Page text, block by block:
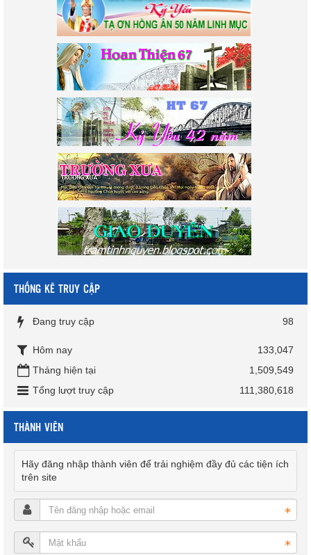
THỐNG KÊ TRUY CẬP
Đang truy cập 98
Hôm nay
133,047
Tháng hiện tại
1,509,549
Tổng lượt truy cập
111,380,618
THÀNH VIÊN
Hãy đăng nhập thành viên để trải nghiệm đầy đủ các tiện ích
trên site